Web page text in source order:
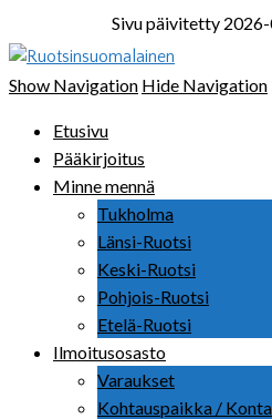
Sivu päivitetty 2026-
Show Navigation Hide Navigation
Etusivu
Pääkirjoitus
Minne mennä
Tukholma
Länsi-Ruotsi
Keski-Ruotsi
Pohjois-Ruotsi
Etelä-Ruotsi
Ilmoitusosasto
Varaukset
Kohtauspaikka /